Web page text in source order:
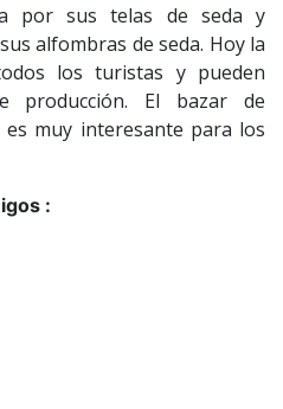
por sus telas de seda y
alfombras de seda. Hoy la
los turistas y pueden
producción. El bazar de
muy interesante para los
: